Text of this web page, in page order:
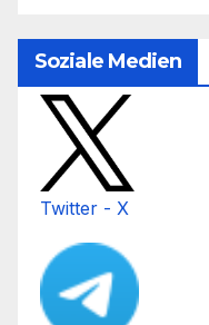
Soziale Medien
Twitter - X